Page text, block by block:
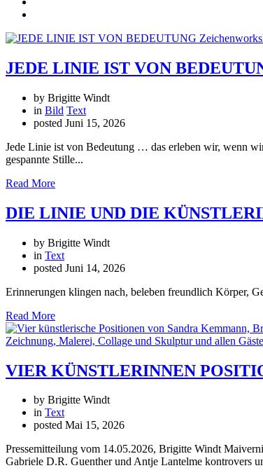
JEDE LINIE IST VON
by Brigitte Windt
in Bild Text
posted Juni 15, 2026
Jede Linie ist von Bedeutung … das erleben wir, wenn
gespannte Stille...
Read More
DIE LINIE UND DIE
by Brigitte Windt
in Text
posted Juni 14, 2026
Erinnerungen klingen nach, beleben freundlich Körper,
Read More
VIER KÜNSTLERINNEN
by Brigitte Windt
in Text
posted Mai 15, 2026
Pressemitteilung vom 14.05.2026, Brigitte Windt
Gabriele D.R. Guenther und Antje Lantelme kontrovers